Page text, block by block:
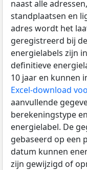
naast alle
standplaatsen en
adres wordt het
geregistreerd bij de
energielabels zijn
definitieve
10 jaar en kunnen
Excel-download
aanvullende
berekeningstype
energielabel. De
gebaseerd op een
datum kunnen
zijn gewijzigd of